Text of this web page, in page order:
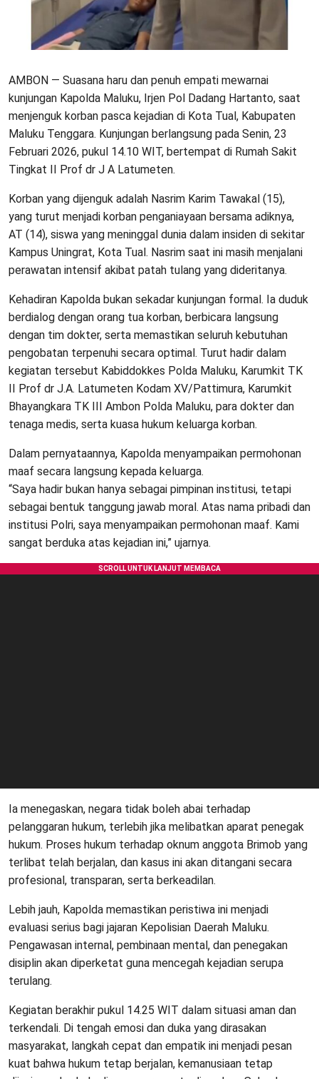
AMBON — Suasana haru dan penuh empati mewarnai
kunjungan Kapolda Maluku, Irjen Pol Dadang Hartanto, saat
menjenguk korban pasca kejadian di Kota Tual, Kabupaten
Maluku Tenggara. Kunjungan berlangsung pada Senin, 23
Februari 2026, pukul 14.10 WIT, bertempat di Rumah Sakit
Tingkat II Prof dr J A Latumeten.
Korban yang dijenguk adalah Nasrim Karim Tawakal (15),
yang turut menjadi korban penganiayaan bersama adiknya,
AT (14), siswa yang meninggal dunia dalam insiden di sekitar
Kampus Uningrat, Kota Tual. Nasrim saat ini masih menjalani
perawatan intensif akibat patah tulang yang dideritanya.
Kehadiran Kapolda bukan sekadar kunjungan formal. Ia duduk
berdialog dengan orang tua korban, berbicara langsung
dengan tim dokter, serta memastikan seluruh kebutuhan
pengobatan terpenuhi secara optimal. Turut hadir dalam
kegiatan tersebut Kabiddokkes Polda Maluku, Karumkit TK
II Prof dr J.A. Latumeten Kodam XV/Pattimura, Karumkit
Bhayangkara TK III Ambon Polda Maluku, para dokter dan
tenaga medis, serta kuasa hukum keluarga korban.
Dalam pernyataannya, Kapolda menyampaikan permohonan
maaf secara langsung kepada keluarga.
“Saya hadir bukan hanya sebagai pimpinan institusi, tetapi
sebagai bentuk tanggung jawab moral. Atas nama pribadi dan
institusi Polri, saya menyampaikan permohonan maaf. Kami
sangat berduka atas kejadian ini,” ujarnya.
Ia menegaskan, negara tidak boleh abai terhadap
pelanggaran hukum, terlebih jika melibatkan aparat penegak
hukum. Proses hukum terhadap oknum anggota Brimob yang
terlibat telah berjalan, dan kasus ini akan ditangani secara
profesional, transparan, serta berkeadilan.
Lebih jauh, Kapolda memastikan peristiwa ini menjadi
evaluasi serius bagi jajaran Kepolisian Daerah Maluku.
Pengawasan internal, pembinaan mental, dan penegakan
disiplin akan diperketat guna mencegah kejadian serupa
terulang.
Kegiatan berakhir pukul 14.25 WIT dalam situasi aman dan
terkendali. Di tengah emosi dan duka yang dirasakan
masyarakat, langkah cepat dan empatik ini menjadi pesan
kuat bahwa hukum tetap berjalan, kemanusiaan tetap